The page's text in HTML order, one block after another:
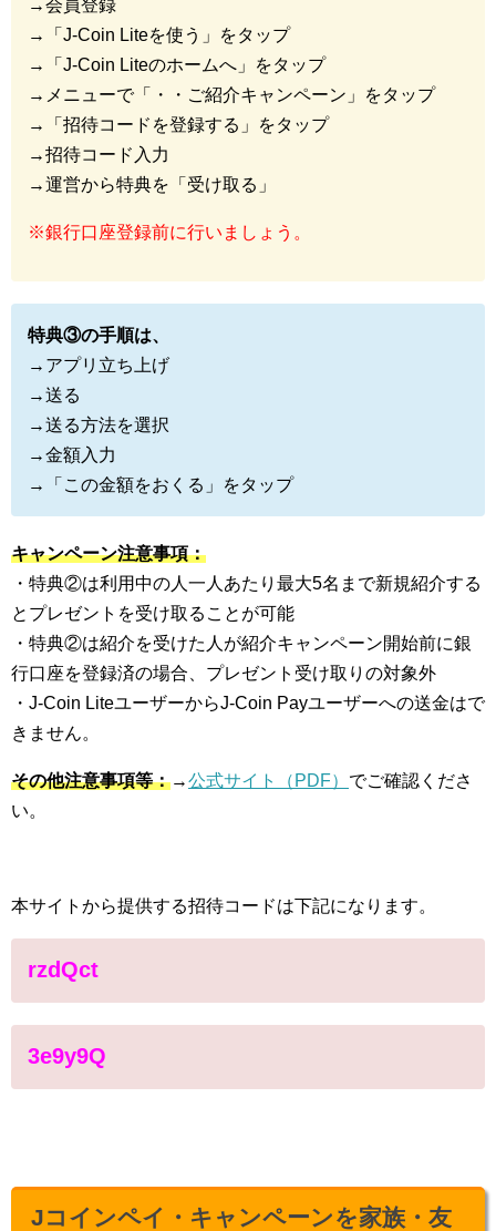
→会員登録
→「J-Coin Liteを使う」をタップ
→「J-Coin Liteのホームへ」をタップ
→メニューで「・・ご紹介キャンペーン」をタップ
→「招待コードを登録する」をタップ
→招待コード入力
→運営から特典を「受け取る」
※銀行口座登録前に行いましょう。
特典③の手順は、
→アプリ立ち上げ
→送る
→送る方法を選択
→金額入力
→「この金額をおくる」をタップ
キャンペーン注意事項：
・特典②は利用中の人一人あたり最大5名まで新規紹介する
とプレゼントを受け取ることが可能
・特典②は紹介を受けた人が紹介キャンペーン開始前に銀
行口座を登録済の場合、プレゼント受け取りの対象外
・J-Coin LiteユーザーからJ-Coin Payユーザーへの送金はで
きません。
その他注意事項等：→公式サイト（PDF） でご確認くださ
い。
本サイトから提供する招待コードは下記になります。
rzdQct
3e9y9Q
Jコインペイ・キャンペーンを家族・友